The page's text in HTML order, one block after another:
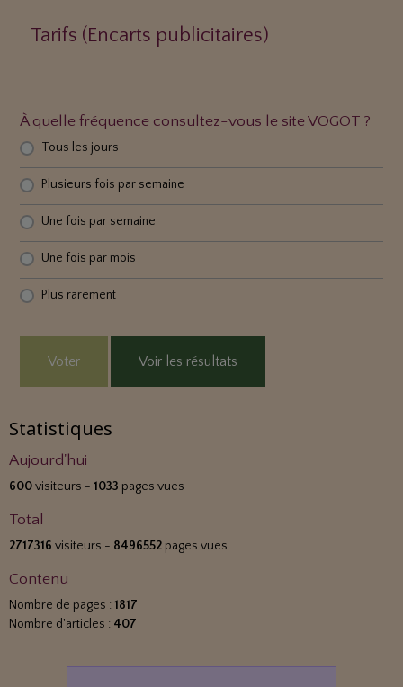
Tarifs (Encarts publicitaires)
À quelle fréquence consultez-vous le site VOGOT ?
Tous les jours
Plusieurs fois par semaine
Une fois par semaine
Une fois par mois
Plus rarement
Voter Voir les résultats
Statistiques
Aujourd'hui
600visiteurs - 1033 pages vues
Total
2717316 visiteurs - 8496552 pages vues
Contenu
Nombre de pages : 1817
Nombre d'articles : 407